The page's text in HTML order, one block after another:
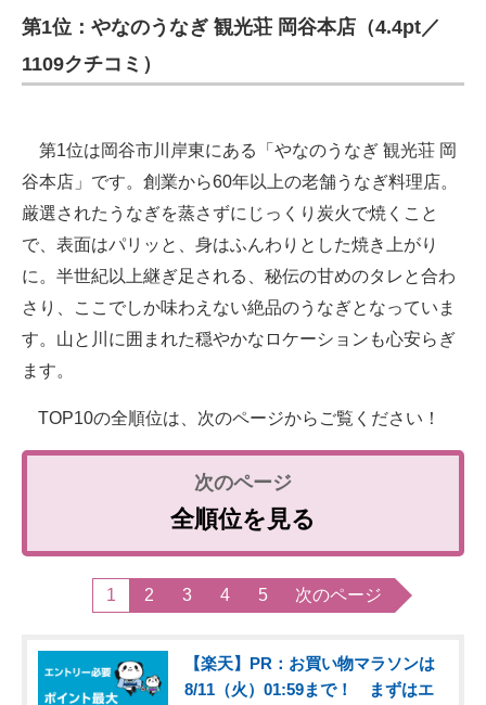
第1位：やなのうなぎ 観光荘 岡谷本店（4.4pt／
1109クチコミ）
第1位は岡谷市川岸東にある「やなのうなぎ 観光荘 岡
谷本店」です。創業から60年以上の老舗うなぎ料理店。
厳選されたうなぎを蒸さずにじっくり炭火で焼くこと
で、表面はパリッと、身はふんわりとした焼き上がり
に。半世紀以上継ぎ足される、秘伝の甘めのタレと合わ
さり、ここでしか味わえない絶品のうなぎとなっていま
す。山と川に囲まれた穏やかなロケーションも心安らぎ
ます。
TOP10の全順位は、次のページからご覧ください！
全順位を見る
1 2 3 4 5 次のページ
【楽天】PR：お買い物マラソンは
8/11（火）01:59まで！ まずはエ